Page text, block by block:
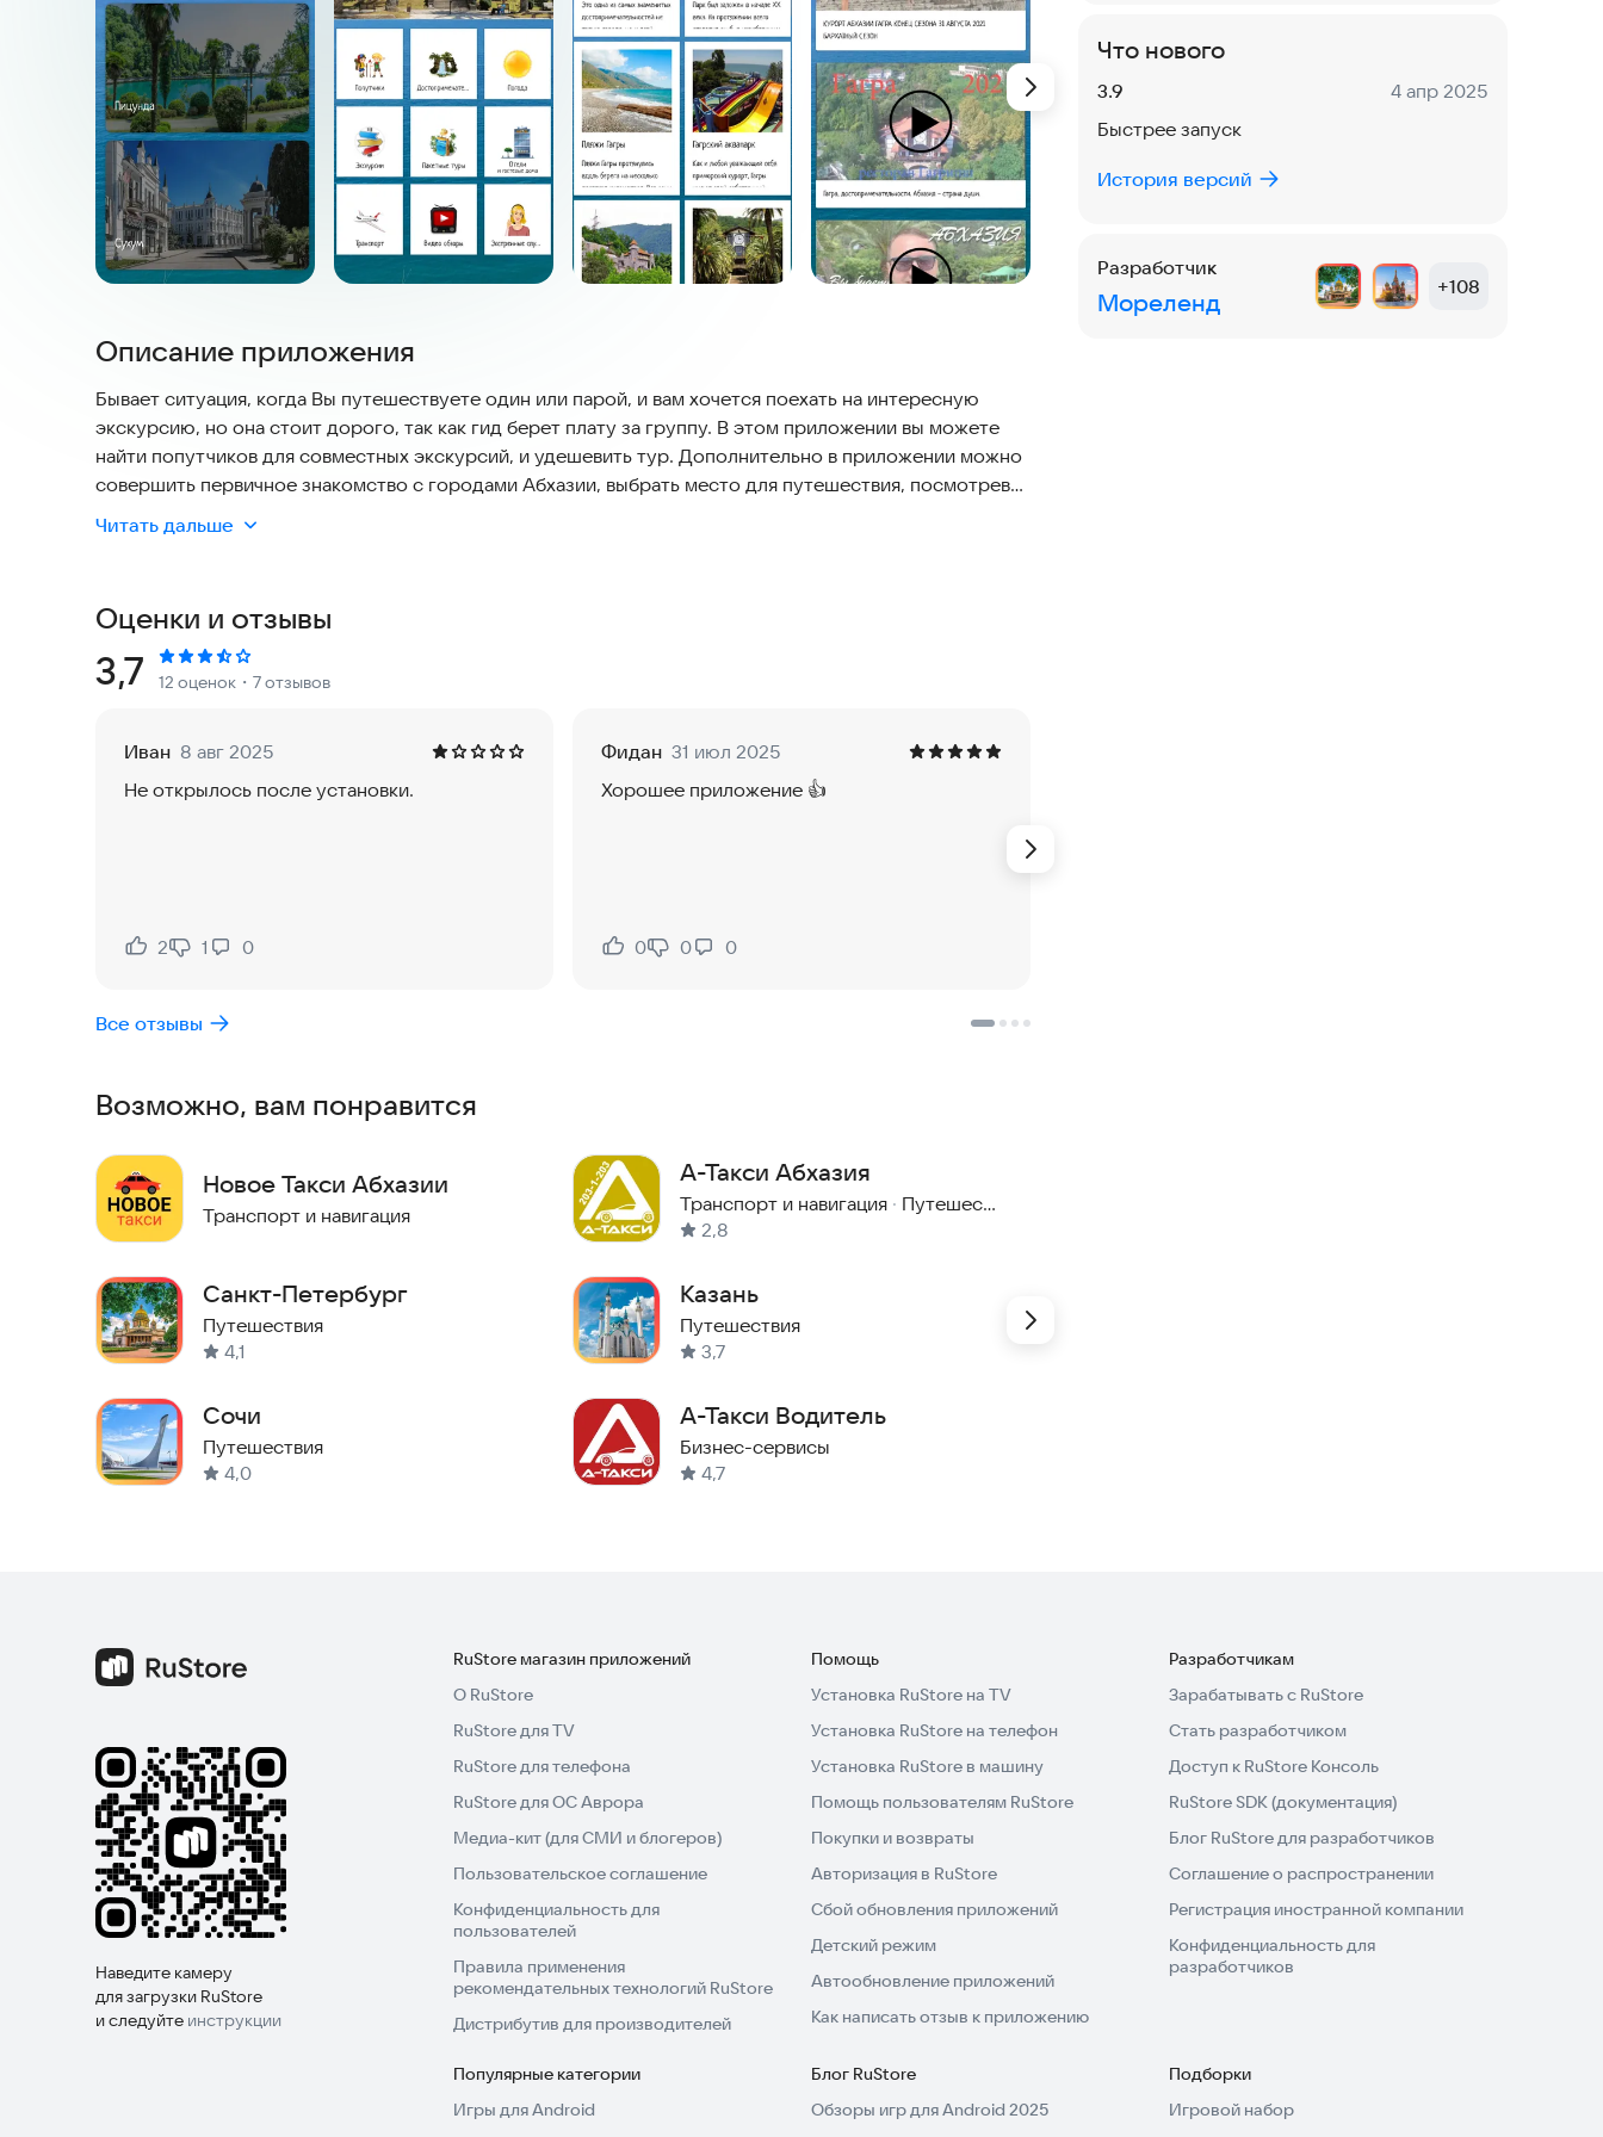
Описание приложения
Бывает ситуация, когда Вы путешествуете один или парой, и вам хочется поехать на интересную
экскурсию, но она стоит дорого, так как гид берет плату за группу. В этом приложении вы можете
найти попутчиков для совместных экскурсий, и удешевить тур. Дополнительно в приложении можно
совершить первичное знакомство с городами Абхазии, выбрать место для путешествия, посмотрев
достопримечательности и видео обзоры. Также в приложении есть информация об экскурсионных
бюро и отелях, предлагающих свои услуги в выбранном городе.
Читать дальше
Оценки и отзывы
Рейтинг:
3,7 12 оценок ・7 отзывов
Иван 8 авг 2025
Не открылось после установки.
Нравится:
2
Не нравится:
1 0
Фидан 31 июл 2025
Хорошее приложение 👍
Нравится:
0
Не нравится:
0 0
Все отзывы
Возможно, вам понравится
Новое Такси Абхазии
Транспорт и навигация
Санкт-Петербург
Путешествия
4,1
Сочи
Путешествия
4,0
А-Такси Абхазия
Транспорт и навигация · Путешествия
2,8
Казань
Путешествия
3,7
А-Такси Водитель
Бизнес-сервисы
4,7
Что нового
Версия:
3.9 Дата:
4 апр 2025
Быстрее запуск
История версий
Разработчик
Мореленд
+108
Наведите камеру
для загрузки RuStore
и следуйте инструкции
RuStore магазин приложений
О RuStore
RuStore для TV
RuStore для телефона
RuStore для ОС Аврора
Медиа-кит (для СМИ и блогеров)
Пользовательское соглашение
Конфиденциальность для
пользователей
Правила применения
рекомендательных технологий RuStore
Дистрибутив для производителей
Помощь
Установка RuStore на TV
Установка RuStore на телефон
Установка RuStore в машину
Помощь пользователям RuStore
Покупки и возвраты
Авторизация в RuStore
Сбой обновления приложений
Детский режим
Автообновление приложений
Как написать отзыв к приложению
Разработчикам
Зарабатывать с RuStore
Стать разработчиком
Доступ к RuStore Консоль
RuStore SDK (документация)
Блог RuStore для разработчиков
Соглашение о распространении
Регистрация иностранной компании
Конфиденциальность для
разработчиков
Популярные категории
Игры для Android
Блог RuStore
Обзоры игр для Android 2025
Подборки
Игровой набор